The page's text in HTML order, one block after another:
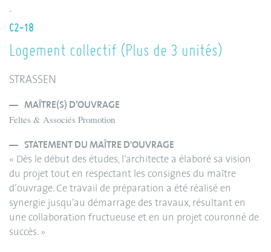
C2-18
Logement collectif (Plus de 3 unités)
STRASSEN
MAÎTRE(S) D’OUVRAGE
Feltes & Associés Promotion
STATEMENT DU MAÎTRE D'OUVRAGE
« Dès le début des études, l’architecte a élaboré sa vision
du projet tout en respectant les consignes du maître
d’ouvrage. Ce travail de préparation a été réalisé en
synergie jusqu’au démarrage des travaux, résultant en
une collaboration fructueuse et en un projet couronné de
succès. »
-